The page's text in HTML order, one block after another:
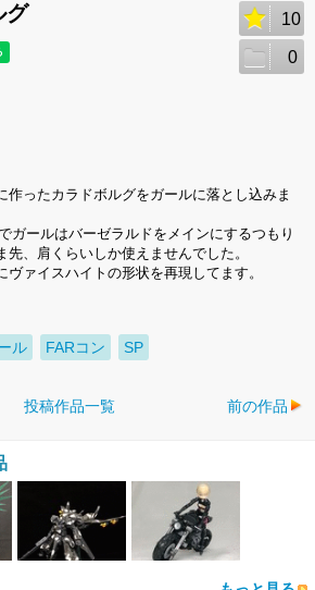
グ 10
0
作ったカラドボルグをガールに落とし込みま
ガールはバーゼラルドをメインにするつもり
、肩くらいしか使えませんでした。
ァイスハイトの形状を再現してます。
ル FARコン SP
投稿作品一覧 前の作品